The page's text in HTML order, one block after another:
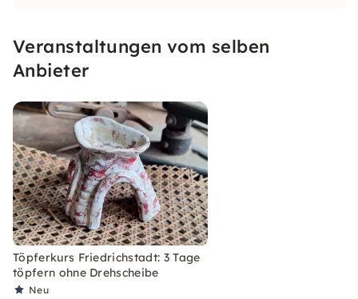
total beindrucken!
Veranstaltungen vom selben
Anbieter
Töpferkurs Friedrichstadt: 3 Tage
töpfern ohne Drehscheibe
Neu